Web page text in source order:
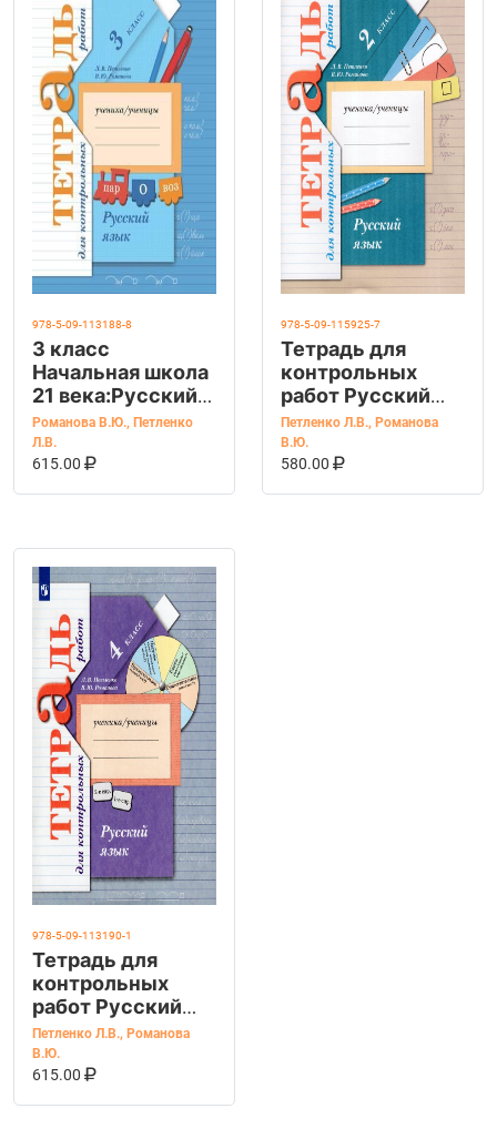
978-5-09-113188-8
3 класс
Начальная школа
21 века:Русский
язык. Тетрадь
для контрольных
работ (Романова
В.Ю., Петленко
Романова В.Ю., Петленко
Л.В.
615.00
В КОРЗИНУ
978-5-09-115925-7
Тетрадь для
контрольных
работ Русский
язык 2 класс
Петленко Л.В., Романова
В.Ю.
580.00
В КОРЗИНУ
978-5-09-113190-1
Тетрадь для
контрольных
работ Русский
язык 4 класс
Петленко Л.В., Романова
В.Ю.
615.00
В КОРЗИНУ